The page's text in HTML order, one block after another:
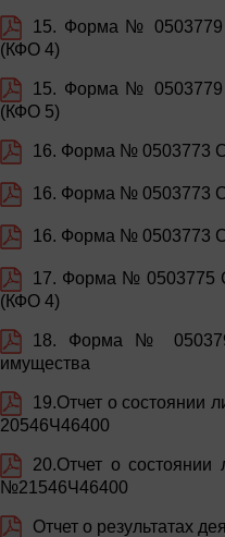
15. Форма № 0503779
(КФО 4)
15. Форма № 0503779
(КФО 5)
16. Форма № 0503773
16. Форма № 0503773
16. Форма № 0503773
17. Форма № 0503775
(КФО 4)
18. Форма №
имущества
19.Отчет о состоянии
20546Ч46400
20.Отчет о состоянии
№21546Ч46400
Отчет о результатах